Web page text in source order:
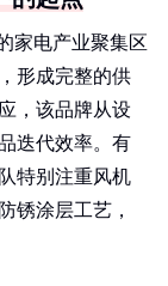
家电产业聚集区
形成完整的供
，该品牌从设
迭代效率。有
特别注重风机
锈涂层工艺，